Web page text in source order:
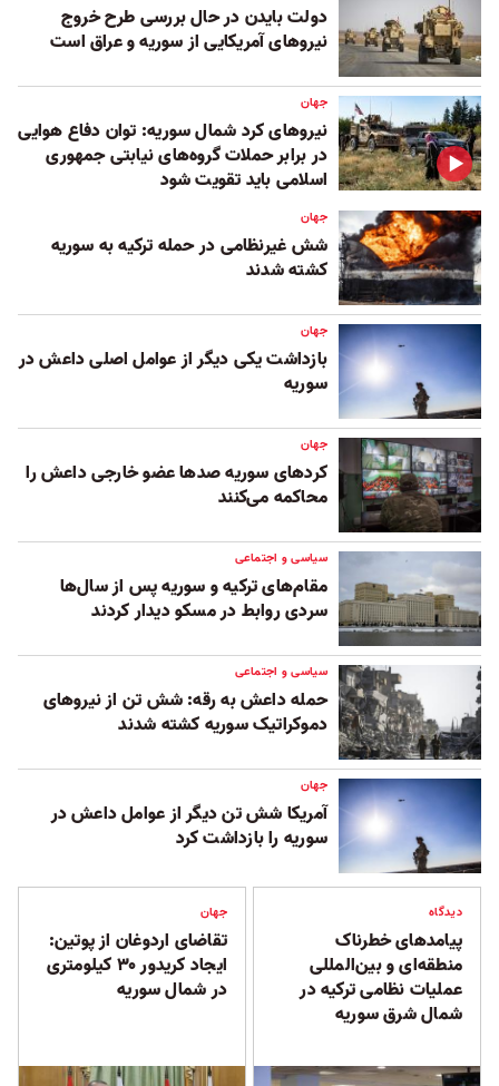
دولت بایدن در حال بررسی طرح خروج
نیروهای آمریکایی از سوریه و عراق است
جهان
نیروهای کرد شمال سوریه: توان دفاع هوایی
در برابر حملات گروه‌های نیابتی جمهوری
اسلامی باید تقویت شود
جهان
شش غیرنظامی در حمله ترکیه به سوریه
کشته شدند
جهان
بازداشت یکی دیگر از عوامل اصلی داعش در
سوریه
جهان
کردهای سوریه صدها عضو خارجی داعش را
محاکمه می‌کنند
سیاسی و اجتماعی
مقام‌های ترکیه و سوریه پس از سال‌ها
سردی روابط در مسکو دیدار کردند
سیاسی و اجتماعی
حمله داعش به رقه: شش تن از نیروهای
دموکراتیک سوریه کشته شدند
جهان
آمریکا شش تن دیگر از عوامل داعش در
سوریه را بازداشت کرد
دیدگاه
پیامدهای خطرناک
منطقه‌ای و بین‌المللی
عملیات نظامی ترکیه در
شمال شرق سوریه
جهان
تقاضای اردوغان از پوتین:
ایجاد کریدور ۳۰ کیلومتری
در شمال سوریه